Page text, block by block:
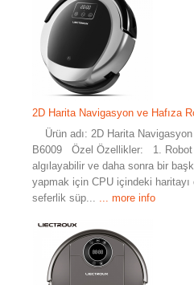
2D Harita Navigasyon ve Hafıza
Ürün adı: 2D Harita
B6009 Özel Özellikler: 1. Robot
algılayabilir ve daha sonra bir
yapmak için CPU içindeki
seferlik süp...
... more info